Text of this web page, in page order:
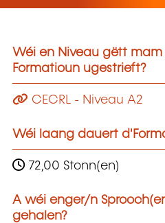
Wéi en Niveau gëtt mam
Formatioun ugestrieft?
CECRL - Niveau A2
Wéi laang dauert
72,00 Stonn(en)
A wéi enger/n
gehalen?